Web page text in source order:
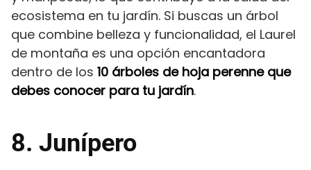
ecosistema en tu jardín. Si buscas un árbol
que combine belleza y funcionalidad, el Laurel
de montaña es una opción encantadora
dentro de los 10 árboles de hoja perenne que
debes conocer para tu jardín.
8. Junípero